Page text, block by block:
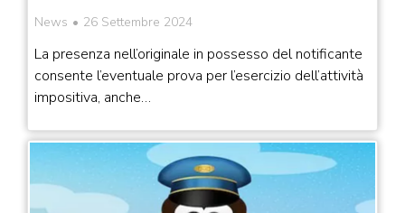
News 26 Settembre 2024
La presenza nell’originale in possesso del notificante
consente l’eventuale prova per l’esercizio dell’attività
impositiva, anche…